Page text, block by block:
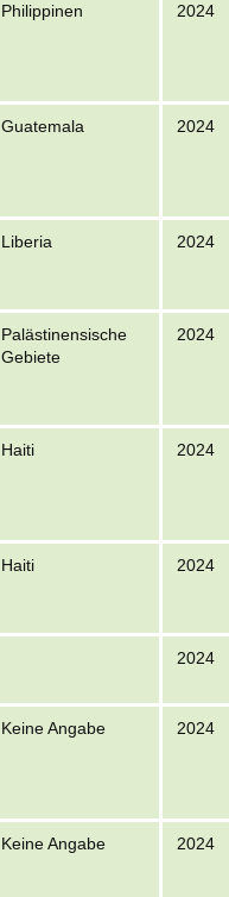
Philippinen 2024
Guatemala 2024
Liberia 2024
Palästinensische
Gebiete
2024
Haiti 2024
Haiti 2024
2024
Keine Angabe 2024
Keine Angabe 2024